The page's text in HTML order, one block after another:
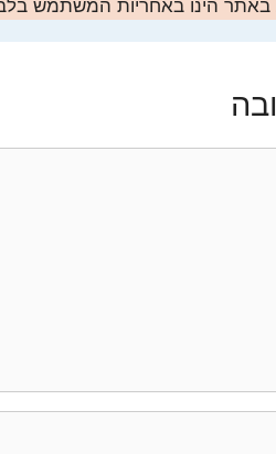
באתר הינו באחריות המשתמש